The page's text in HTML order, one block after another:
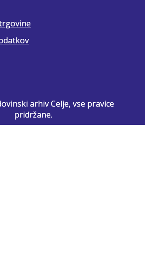
arhiv Celje, vse pravice
pridržane.